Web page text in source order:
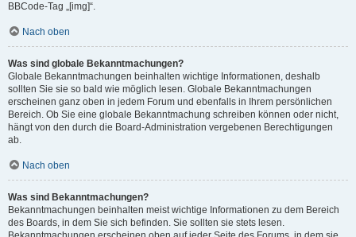
BBCode-Tag „[img]“.
Nach oben
Was sind globale Bekanntmachungen?
Globale Bekanntmachungen beinhalten wichtige Informationen, deshalb
sollten Sie sie so bald wie möglich lesen. Globale Bekanntmachungen
erscheinen ganz oben in jedem Forum und ebenfalls in Ihrem persönlichen
Bereich. Ob Sie eine globale Bekanntmachung schreiben können oder nicht,
hängt von den durch die Board-Administration vergebenen Berechtigungen
ab.
Nach oben
Was sind Bekanntmachungen?
Bekanntmachungen beinhalten meist wichtige Informationen zu dem Bereich
des Boards, in dem Sie sich befinden. Sie sollten sie stets lesen.